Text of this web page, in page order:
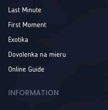
Last Minute
First Moment
Exotika
Dovolenka na mieru
Online Guide
INFORMATION